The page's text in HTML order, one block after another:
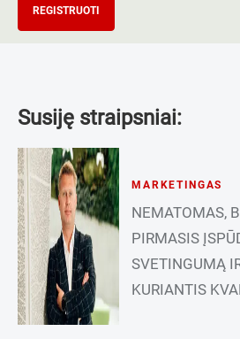
REGISTRUOTI
Susiję straipsniai:
MARKETINGAS
NEMATOMAS,
PIRMASIS
SVETINGUMĄ
KURIANTIS